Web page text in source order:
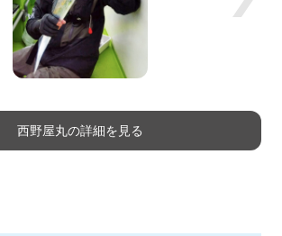
西野屋丸の詳細を見る